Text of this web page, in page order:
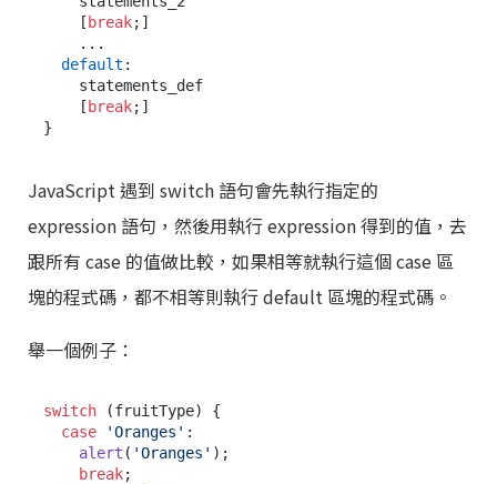
    [
break;]
default :
    [
break;]
JavaScript 遇到 switch 語句會先執行指定的
expression 語句，然後用執行 expression 得到的值，去
跟所有 case 的值做比較，如果相等就執行這個 case 區
塊的程式碼，都不相等則執行 default 區塊的程式碼。
舉一個例子：
switch (fruitType) {
case
'Oranges' :
alert ( 'Oranges' );
break;